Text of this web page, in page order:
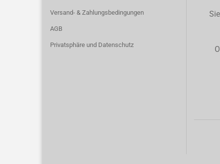
Versand- & Zahlungsbedingungen
AGB
Privatsphäre und Datenschutz